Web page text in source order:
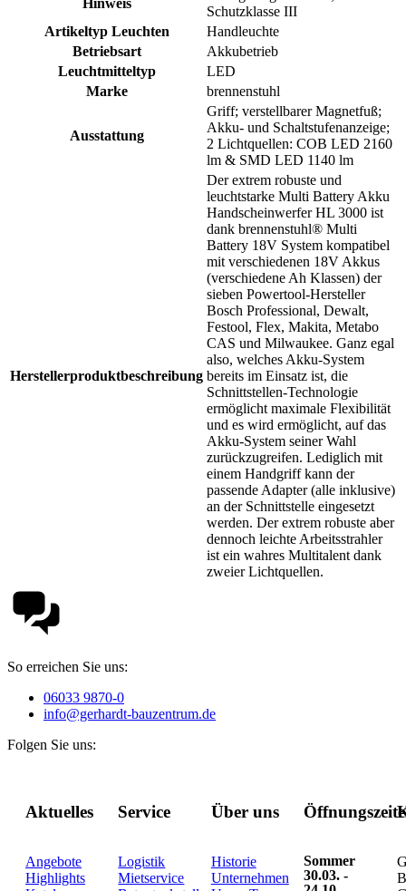
Schutzklasse III
Artikeltyp Leuchten
Handleuchte
Betriebsart
Akkubetrieb
Leuchtmitteltyp
LED
Marke
brennenstuhl
Ausstattung
Griff; verstellbarer Magnetfuß;
Akku- und Schaltstufenanzeige;
2 Lichtquellen: COB LED 2160
lm & SMD LED 1140 lm
Herstellerproduktbeschreibung
Der extrem robuste und
leuchtstarke Multi Battery Akku
Handscheinwerfer HL 3000 ist
dank brennenstuhl® Multi
Battery 18V System kompatibel
mit verschiedenen 18V Akkus
(verschiedene Ah Klassen) der
sieben Powertool-Hersteller
Bosch Professional, Dewalt,
Festool, Flex, Makita, Metabo
CAS und Milwaukee. Ganz egal
also, welches Akku-System
bereits im Einsatz ist, die
Schnittstellen-Technologie
ermöglicht maximale Flexibilität
und es wird ermöglicht, auf das
Akku-System seiner Wahl
zurückzugreifen. Lediglich mit
einem Handgriff kann der
passende Adapter (alle inklusive)
an der Schnittstelle eingesetzt
werden. Der extrem robuste aber
dennoch leichte Arbeitsstrahler
ist ein wahres Multitalent dank
zweier Lichtquellen.
So erreichen Sie uns:
06033 9870-0
info@gerhardt-bauzentrum.de
Folgen Sie uns:
Aktuelles
Angebote
Highlights
Service
Logistik
Mietservice
Über uns
Historie
Unternehmen
Sommer
30.03. -